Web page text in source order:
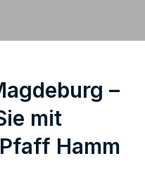
–
mit
Hamm